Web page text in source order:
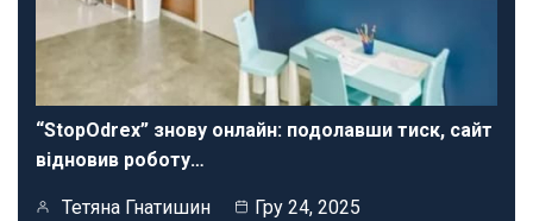
“StopOdrex” знову онлайн: подолавши тиск, сайт
відновив роботу…
Тетяна Гнатишин Гру 24, 2025